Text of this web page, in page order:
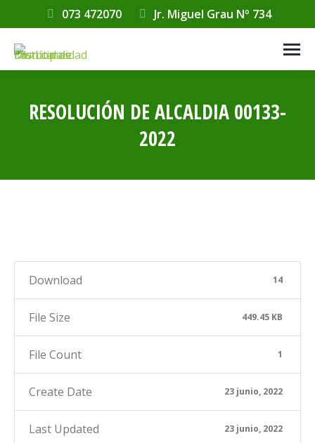
073 472070 Jr. Miguel Grau Nº 734
RESOLUCIÓN DE ALCALDIA 00133-
2022
Download 14
File Size 449.45 KB
File Count 1
Create Date 23 junio, 2022
Last Updated 23 junio, 2022